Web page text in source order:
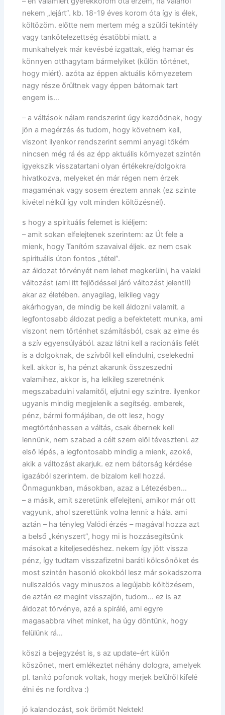
nekem „lejárt”. kb. 18-19 éves korom óta így is élek,
költözöm. előtte nem mertem még a szülői tekintély
vagy tankötelezettség ésatöbbi miatt. a
munkahelyek már kevésbé izgattak, elég hamar és
könnyen otthagytam bármelyiket (külön történet,
hogy miért). azóta az éppen aktuális környezetem
nagy része őrültnek vagy éppen bátornak tart
engem is…
– a váltások nálam rendszerint úgy kezdődnek, hogy
jön a megérzés és tudom, hogy követnem kell,
viszont ilyenkor rendszerint semmi anyagi tőkém
nincsen még rá és az épp aktuális környezet szintén
igyekszik visszatartani olyan értékekre/dolgokra
hivatkozva, melyeket én már régen nem érzek
magaménak vagy sosem éreztem annak (ez szinte
kivétel nélkül így volt minden költözésnél).
s hogy a spirituális felemet is kiéljem:
– amit sokan elfelejtenek szerintem: az Út fele a
mienk, hogy Tanítóm szavaival éljek. ez nem csak
spirituális úton fontos „tétel”.
az áldozat törvényét nem lehet megkerülni, ha valaki
változást (ami itt fejlődéssel járó változást jelent!!)
akar az életében. anyagilag, lelkileg vagy
akárhogyan, de mindig be kell áldozni valamit. a
legfontosabb áldozat pedig a befektetett munka, ami
viszont nem történhet számításból, csak az elme és
a szív egyensúlyából. azaz látni kell a racionális felét
is a dolgoknak, de szívből kell elindulni, cselekedni
kell. akkor is, ha pénzt akarunk összeszedni
valamihez, akkor is, ha lelkileg szeretnénk
megszabadulni valamitől, eljutni egy szintre. ilyenkor
ugyanis mindig megjelenik a segítség. emberek,
pénz, bármi formájában, de ott lesz, hogy
megtörténhessen a váltás, csak ébernek kell
lennünk, nem szabad a célt szem elől téveszteni. az
első lépés, a legfontosabb mindig a mienk, azoké,
akik a változást akarjuk. ez nem bátorság kérdése
igazából szerintem. de bizalom kell hozzá.
Önmagunkban, másokban, azaz a Létezésben…
– a másik, amit szeretünk elfelejteni, amikor már ott
vagyunk, ahol szerettünk volna lenni: a hála. ami
aztán – ha tényleg Valódi érzés – magával hozza azt
a belső „kényszert”, hogy mi is hozzásegítsünk
másokat a kiteljesedéshez. nekem így jött vissza
pénz, így tudtam visszafizetni baráti kölcsönöket és
most szintén hasonló okokból lesz már sokadszorra
nullszaldós vagy minuszos a legújabb költözésem,
de aztán ez megint visszajön, tudom… ez is az
áldozat törvénye, azé a spirálé, ami egyre
magasabbra vihet minket, ha úgy döntünk, hogy
felülünk rá…
köszi a bejegyzést is, s az update-ért külön
köszönet, mert emlékeztet néhány dologra, amelyek
pl. tanító pofonok voltak, hogy merjek belülről kifelé
élni és ne fordítva :)
jó kalandozást, sok örömöt Nektek!